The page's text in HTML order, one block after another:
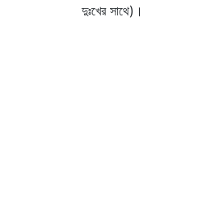
দুঃখের সাথে)।